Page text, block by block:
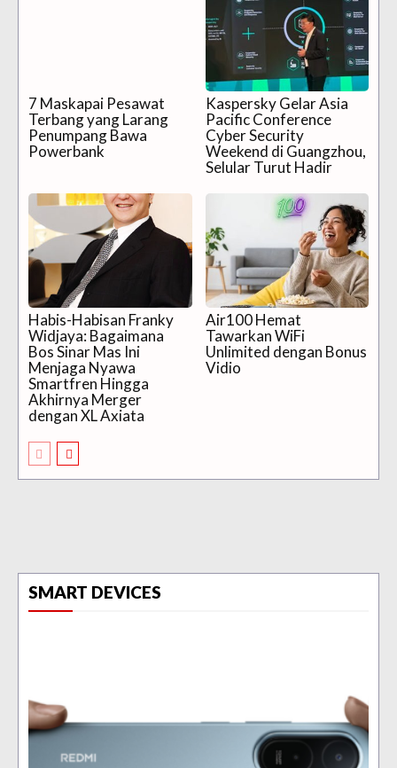
7 Maskapai Pesawat
Terbang yang Larang
Penumpang Bawa
Powerbank
Kaspersky Gelar Asia
Pacific Conference
Cyber Security
Weekend di Guangzhou,
Selular Turut Hadir
Habis-Habisan Franky
Widjaya: Bagaimana
Bos Sinar Mas Ini
Menjaga Nyawa
Smartfren Hingga
Akhirnya Merger
dengan XL Axiata
Air100 Hemat
Tawarkan WiFi
Unlimited dengan Bonus
Vidio
SMART DEVICES